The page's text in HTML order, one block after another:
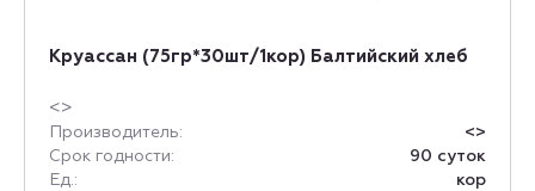
Круассан (75гр*30шт/1кор) Балтийский хлеб
<>
Производитель:
<>
Срок годности:
90 суток
Ед.:
кор